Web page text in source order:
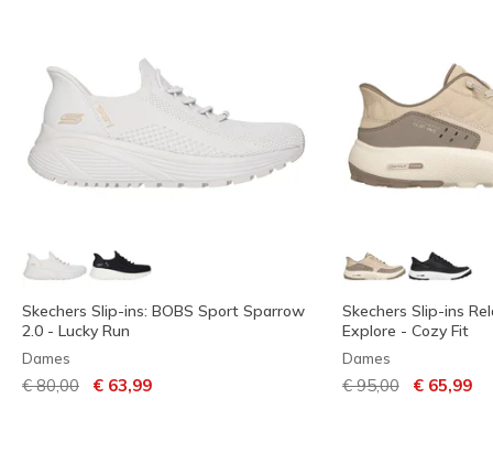
Skechers Slip-ins: BOBS Sport Sparrow
2.0 - Lucky Run
Dames
Prijs verlaagd van
€ 80,00 naar
€ 63,99
Skechers Slip-ins
Explore - Cozy Fit
Dames
Prijs verlaagd van
€ 95,00naar
€ 65,99